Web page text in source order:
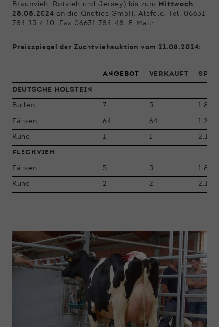
Braunvieh, Rotvieh und Jersey) bis zum Mittwoch
28.08.2024 an die Qnetics GmbH, Alsfeld: Tel. 06631
784-15 /-10, Fax 06631 784-48, E-Mail: .
Preisspiegel der Zuchtviehauktion vom 21.08.2024:
ANGEBOT VERKAUFT
DEUTSCHE HOLSTEIN
Bullen 7 5
Färsen 64 64
Kühe 1 1 2.100
FLECKVIEH
Färsen 5 5
Kühe 2 2